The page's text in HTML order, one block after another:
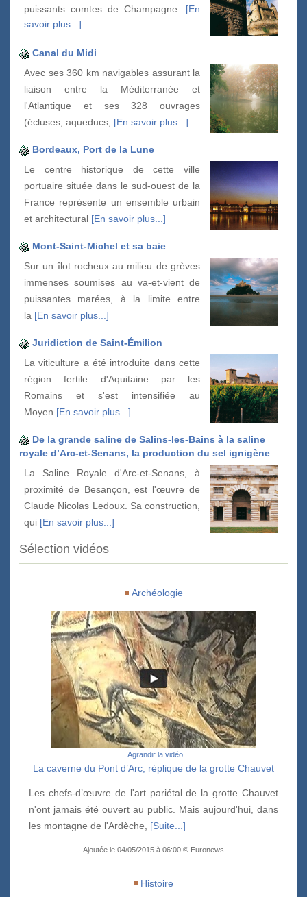
puissants comtes de Champagne. [En
savoir plus...]
Canal du Midi
Avec ses 360 km navigables assurant la
liaison entre la Méditerranée et
l'Atlantique et ses 328 ouvrages
(écluses, aqueducs, [En savoir plus...]
Bordeaux, Port de la Lune
Le centre historique de cette ville
portuaire située dans le sud-ouest de la
France représente un ensemble urbain
et architectural [En savoir plus...]
Mont-Saint-Michel et sa baie
Sur un îlot rocheux au milieu de grèves
immenses soumises au va-et-vient de
puissantes marées, à la limite entre
la [En savoir plus...]
Juridiction de Saint-Émilion
La viticulture a été introduite dans cette
région fertile d'Aquitaine par les
Romains et s'est intensifiée au
Moyen [En savoir plus...]
De la grande saline de Salins-les-Bains à la saline
royale d’Arc-et-Senans, la production du sel ignigène
La Saline Royale d'Arc-et-Senans, à
proximité de Besançon, est l'œuvre de
Claude Nicolas Ledoux. Sa construction,
qui [En savoir plus...]
Sélection vidéos
Archéologie
Agrandir la vidéo
La caverne du Pont d’Arc, réplique de la grotte Chauvet
Les chefs-d’œuvre de l'art pariétal de la grotte Chauvet
n'ont jamais été ouvert au public. Mais aujourd'hui, dans
les montagne de l'Ardèche, [Suite...]
Ajoutée le 04/05/2015 à 06:00 © Euronews
Histoire